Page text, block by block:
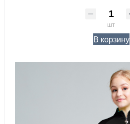
шт
В корзину